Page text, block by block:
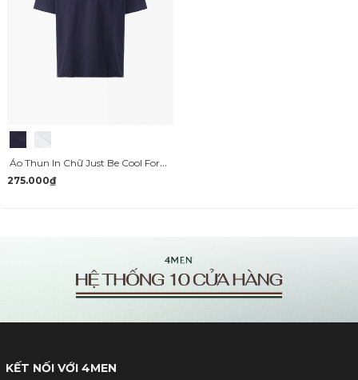
Áo Thun In Chữ Just Be Cool Form Regular AT169
275.000₫
KẾT NỐI VỚI 4MEN